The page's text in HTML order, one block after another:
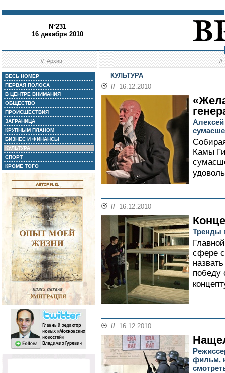
N°231
16 декабря 2010
//Архив //
ВЕСЬ НОМЕР
ПЕРВАЯ ПОЛОСА
В ЦЕНТРЕ ВНИМАНИЯ
ОБЩЕСТВО
ПРОИСШЕСТВИЯ
ЗАГРАНИЦА
КРУПНЫМ ПЛАНОМ
БИЗНЕС И ФИНАНСЫ
КУЛЬТУРА
СПОРТ
КРОМЕ ТОГО
КУЛЬТУРА
// 16.12.2010
Камы
// 16.12.2010
Тренды
сфере
победу
// 16.12.2010
фильм,